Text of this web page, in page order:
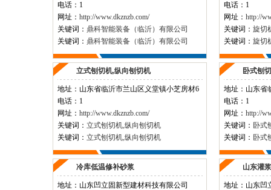
电话：1
网址： http://www.dkznzb.com/
关键词： 鼎科智能装备（临沂）有限公司
关键词： 鼎科智能装备（临沂）有限公司
电话：1
网址： http://
关键词： 旋切
关键词： 旋切
立式刨切机,纵向刨切机
地址： 山东省临沂市兰山区义堂镇小芝房材6
电话：1
网址： http://www.dkznzb.com/
关键词： 立式刨切机,纵向刨切机
关键词： 立式刨切机,纵向刨切机
卧式刨
地址： 山东省
电话：1
网址： http://
关键词： 卧式
关键词： 卧式
冷库低温修补砂浆
地址： 山东凹立固新型建材科技有限公司
山东灌
地址： 山东凹